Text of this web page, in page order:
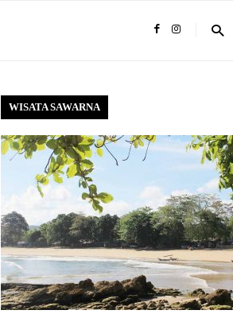
WISATA SAWARNA